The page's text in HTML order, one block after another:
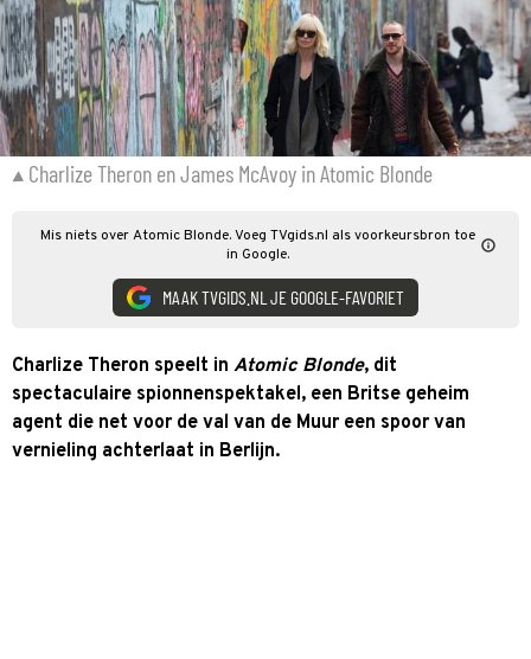
Charlize Theron en James McAvoy in Atomic Blonde
Mis niets over Atomic Blonde. Voeg TVgids.nl als voorkeursbron toe
in Google.
MAAK TVGIDS.NL JE GOOGLE-FAVORIET
Charlize Theron speelt in Atomic Blonde, dit
spectaculaire spionnenspektakel, een Britse geheim
agent die net voor de val van de Muur een spoor van
vernieling achterlaat in Berlijn.